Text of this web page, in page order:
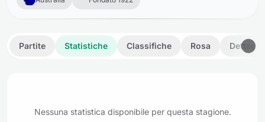
Partite Statistiche Classifiche Rosa Dettagli
Nessuna statistica disponibile per questa stagione.